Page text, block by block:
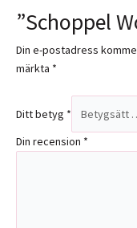
”Schoppel
Din e-postadress
märkta *
Ditt betyg *
Din recension *